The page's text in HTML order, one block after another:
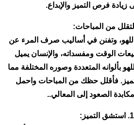
زيادة فرص التميز والإبداع.
وتفنن في أساليب صرف المرء عن
الوقت ومفسداته، والإنسان يميل
بألوانه المتعددة وصوره المختلفة مما
فأقلل حظك من المباحات واحمل
الصعود إلى المعالي..